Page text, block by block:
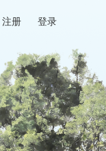
注册 登录